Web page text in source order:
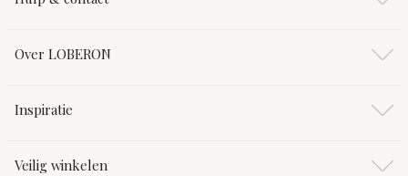
Over LOBERON
Inspiratie
Veilig winkelen